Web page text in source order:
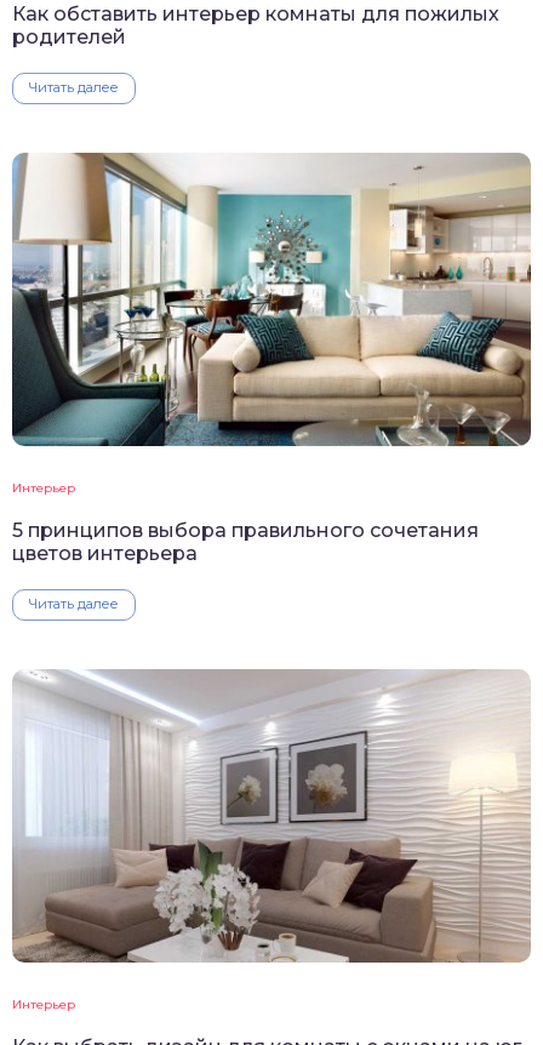
Как обставить интерьер комнаты для пожилых
родителей
Читать далее
Интерьер
5 принципов выбора правильного сочетания
цветов интерьера
Читать далее
Интерьер